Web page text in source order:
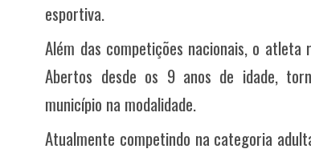
esportiva.
Além das competições nacionais, o atleta
Abertos desde os 9 anos de idade,
município na modalidade.
Atualmente competindo na categoria